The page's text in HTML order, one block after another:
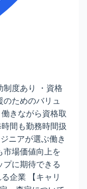
制度あり ・資格
ためのバリュ
きながら資格取
間も勤務時間扱
ニアが選ぶ働き
市場価値向上を
プに期待できる
企業 【キャリ